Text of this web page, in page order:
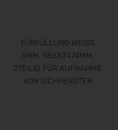
TÜRFÜLLUNG WEISS
3MM, 986X2474MM,
2TEILIG FÜR AUFNAHME
VON SICHFENSTER